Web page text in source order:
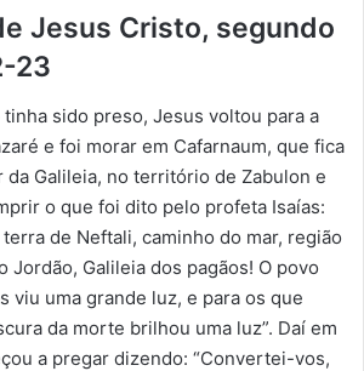
Jesus Cristo, segundo
23
sido preso, Jesus voltou para a
e foi morar em Cafarnaum, que fica
da Galileia, no território de Zabulon e
o que foi dito pelo profeta Isaías:
de Neftali, caminho do mar, região
Jordão, Galileia dos pagãos! O povo
viu uma grande luz, e para os que
da morte brilhou uma luz”. Daí em
a pregar dizendo: “Convertei-vos,